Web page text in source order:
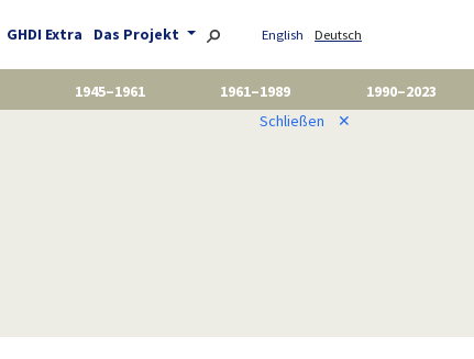
GHDI Extra Das Projekt English Deutsch
1945–1961 1961–1989
1990–2023
Schließen ✕